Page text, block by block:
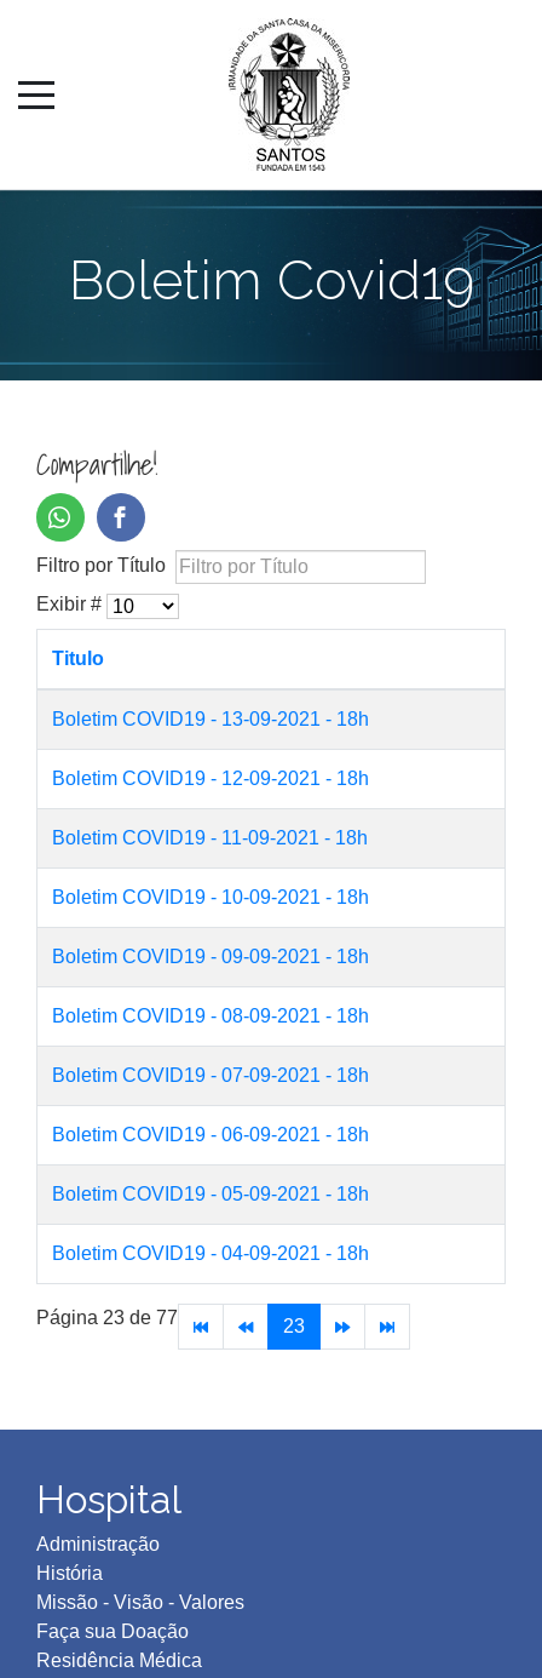
Boletim Covid19
Compartilhe!
Filtro por Título
Exibir #
Titulo
Boletim COVID19 - 13-09-2021 - 18h
Boletim COVID19 - 12-09-2021 - 18h
Boletim COVID19 - 11-09-2021 - 18h
Boletim COVID19 - 10-09-2021 - 18h
Boletim COVID19 - 09-09-2021 - 18h
Boletim COVID19 - 08-09-2021 - 18h
Boletim COVID19 - 07-09-2021 - 18h
Boletim COVID19 - 06-09-2021 - 18h
Boletim COVID19 - 05-09-2021 - 18h
Boletim COVID19 - 04-09-2021 - 18h
Página 23 de 77 23
Hospital
Administração
História
Missão - Visão - Valores
Faça sua Doação
Residência Médica